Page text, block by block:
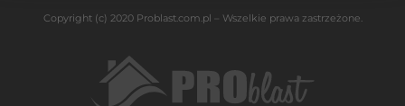
Copyright (c) 2020 Problast.com.pl – Wszelkie prawa zastrzeżone.